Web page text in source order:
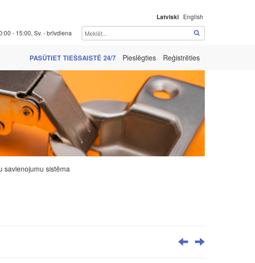
Latviski English
- 15:00, Sv. - brīvdiena
PASŪTIET TIEŠSAISTĒ 24/7 Pieslēgties Reģistrēties
savienojumu sistēma